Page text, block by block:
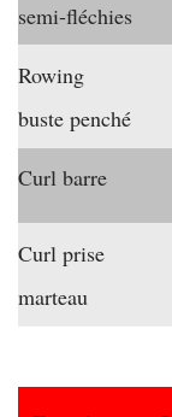
semi-fléchies
Rowing
buste penché
Curl barre
Curl prise
marteau